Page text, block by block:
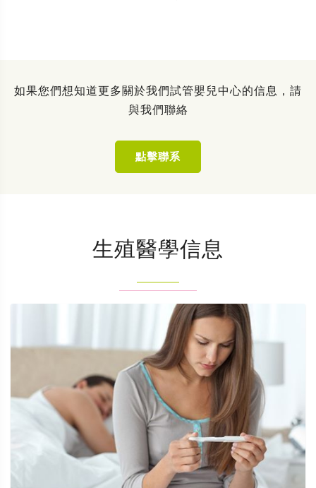
如果您們想知道更多關於我們試管嬰兒中心的信息，請
與我們聯絡
點擊聯系
生殖醫學信息